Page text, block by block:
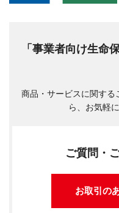
「事業者向け生命
商品・サービスに関する
ら、お気軽
ご質問・
お取引の